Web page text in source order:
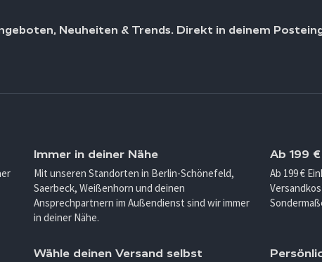
Neuheiten & Trends. Direkt in deinem
Immer in deiner Nähe
Mit unseren Standorten in Berlin-Schönefeld,
Saerbeck, Weißenhorn und deinen
Ansprechpartnern im Außendienst sind wir immer
in deiner Nähe.
Ab 199
Ab 199 €
Wähle deinen Versand selbst